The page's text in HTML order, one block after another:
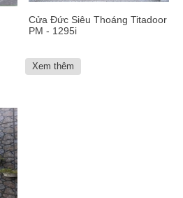
Cửa Đức Siêu Thoáng Titadoor
PM - 1295i
Xem thêm